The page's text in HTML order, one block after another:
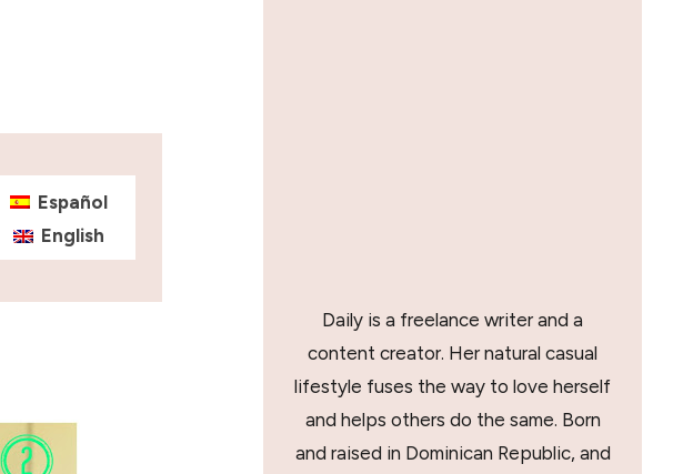
Español
English
Daily is a freelance writer and a
content creator. Her natural casual
lifestyle fuses the way to love herself
and helps others do the same. Born
and raised in Dominican Republic, and